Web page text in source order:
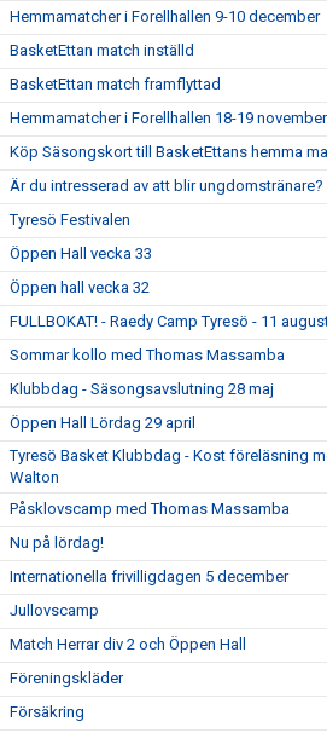
Hemmamatcher i Forellhallen 9-10 december
BasketEttan match inställd
BasketEttan match framflyttad
Hemmamatcher i Forellhallen 18-19 november
Köp Säsongskort till BasketEttans hemma
Är du intresserad av att blir ungdomstränare?
Tyresö Festivalen
Öppen Hall vecka 33
Öppen hall vecka 32
FULLBOKAT! - Raedy Camp Tyresö - 11
Sommar kollo med Thomas Massamba
Klubbdag - Säsongsavslutning 28 maj
Öppen Hall Lördag 29 april
Tyresö Basket Klubbdag - Kost föreläsning
Walton
Påsklovscamp med Thomas Massamba
Nu på lördag!
Internationella frivilligdagen 5 december
Jullovscamp
Match Herrar div 2 och Öppen Hall
Föreningskläder
Försäkring